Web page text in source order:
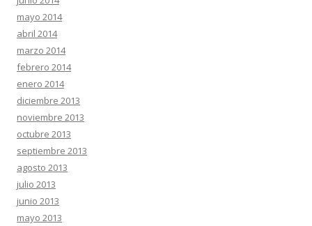
mayo 2014
abril 2014
marzo 2014
febrero 2014
enero 2014
diciembre 2013
noviembre 2013
octubre 2013
septiembre 2013
agosto 2013
julio 2013
junio 2013
mayo 2013